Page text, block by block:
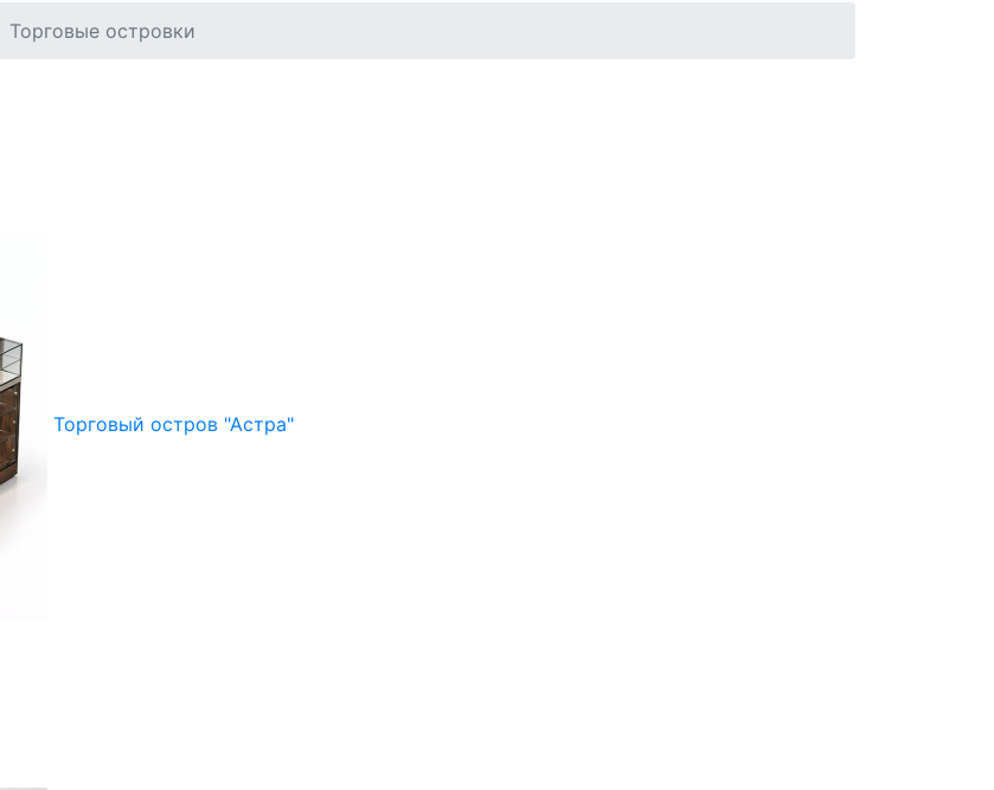
Торговые островки
Торговый остров "Астра"